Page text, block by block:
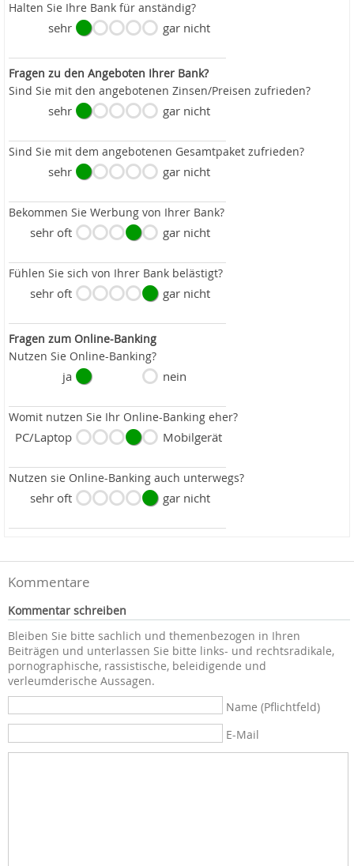
Halten Sie Ihre Bank für anständig?
sehr gar nicht
Fragen zu den Angeboten Ihrer Bank?
Sind Sie mit den angebotenen Zinsen/Preisen zufrieden?
sehr gar nicht
Sind Sie mit dem angebotenen Gesamtpaket zufrieden?
sehr gar nicht
Bekommen Sie Werbung von Ihrer Bank?
sehr oft gar nicht
Fühlen Sie sich von Ihrer Bank belästigt?
sehr oft gar nicht
Fragen zum Online-Banking
Nutzen Sie Online-Banking?
ja nein
Womit nutzen Sie Ihr Online-Banking eher?
PC/Laptop Mobilgerät
Nutzen sie Online-Banking auch unterwegs?
sehr oft gar nicht
Kommentare
Kommentar schreiben
Bleiben Sie bitte sachlich und themenbezogen in Ihren
Beiträgen und unterlassen Sie bitte links- und rechtsradikale,
pornographische, rassistische, beleidigende und
verleumderische Aussagen.
Name (Pflichtfeld)
E-Mail